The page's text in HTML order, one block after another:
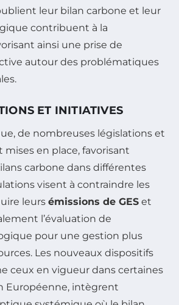
leur bilan carbone et leur
contribuent à la
ainsi une prise de
autour des problématiques
ET INITIATIVES
de nombreuses législations et
mises en place, favorisant
carbone dans différentes
visent à contraindre les
leurs émissions de GES et
l’évaluation de
pour une gestion plus
Les nouveaux dispositifs
ceux en vigueur dans certaines
Européenne, intègrent